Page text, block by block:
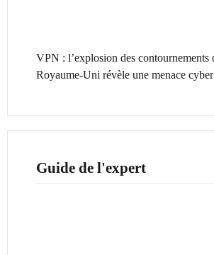
VPN : l’explosion des contournements
Royaume-Uni révèle une menace
Guide de l'expert